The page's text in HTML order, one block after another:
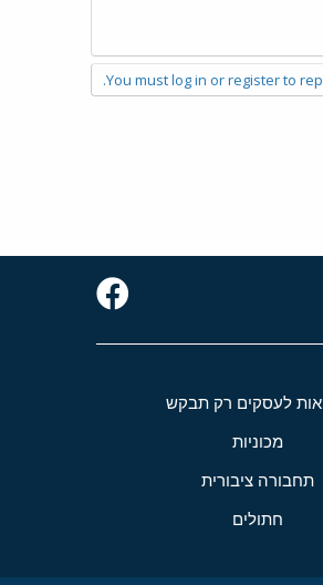
You must log in or register to
לעסקים רק תבקש
מכוניות
תחבורה ציבורית
חתולים